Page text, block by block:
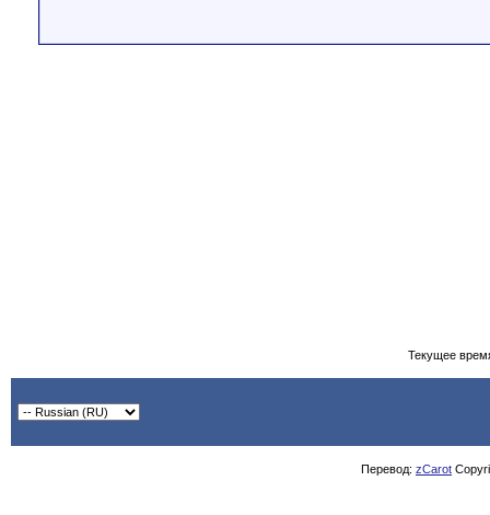
Текущее
Перевод: zCarot